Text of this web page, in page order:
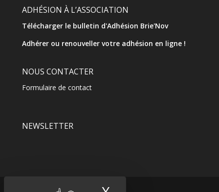
ADHÉSION À L’ASSOCIATION
Télécharger le bulletin d'Adhésion Brie'Nov
Adhérer ou renouveller votre adhésion en ligne !
NOUS CONTACTER
Formulaire de contact
NEWSLETTER